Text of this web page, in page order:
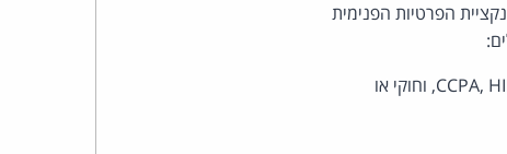
הפרטיות הפנימית
מינוי ממונה חיצוני ושירותי ייעוץ שוטפים המכסים את חוק הגנת הפרטיות, ה-GDPR, ה-CCPA, HIPAA, וחוקי או